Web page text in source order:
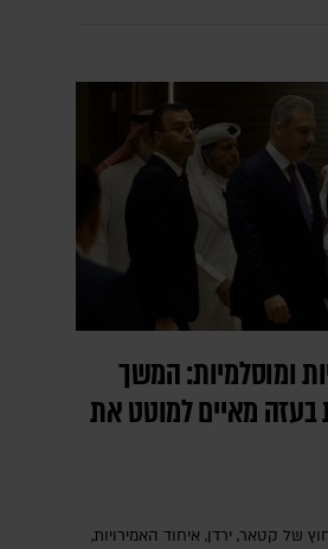
ומוסלמיות: המשך
בעזה מאיים למוטט את
של קטאר, ירדן, איחוד האמירויות,